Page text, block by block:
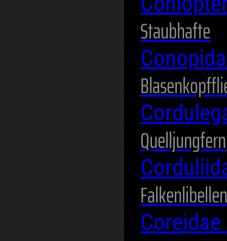
Staubhafte
Quelljungfern
Falkenlibellen
Coreidae